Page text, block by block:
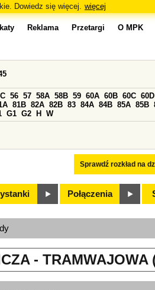
Dowiedz się więcej. więcej
Reklama Przetargi O MPK
Sprawdź rozkład na
56 57 58A 58B 59 60A 60B 60C 60D
81B 82A 82B 83 84A 84B 85A 85B
G1 G2 H W
Połączenia
- TRAMWAJOWA